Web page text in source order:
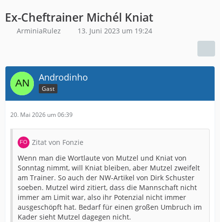
Ex-Cheftrainer Michél Kniat
ArminiaRulez 13. Juni 2023 um 19:24
Androdinho
Gast
20. Mai 2026 um 06:39
Zitat von Fonzie
Wenn man die Wortlaute von Mutzel und Kniat von
Sonntag nimmt, will Kniat bleiben, aber Mutzel zweifelt
am Trainer. So auch der NW-Artikel von Dirk Schuster
soeben. Mutzel wird zitiert, dass die Mannschaft nicht
immer am Limit war, also ihr Potenzial nicht immer
ausgeschöpft hat. Bedarf für einen großen Umbruch im
Kader sieht Mutzel dagegen nicht.